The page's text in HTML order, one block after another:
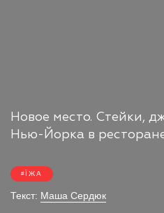
Новое место. Стейки,
Нью-Йорка в
ЇЖА
Текст: Маша Сердюк